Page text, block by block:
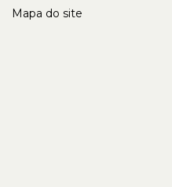
Mapa do site